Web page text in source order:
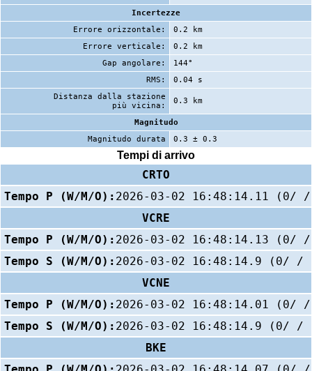
Incertezze
Errore orizzontale:
0.2 km
Errore verticale:
0.2 km
Gap angolare:
144°
RMS:
0.04 s
Distanza dalla stazione
più vicina:
0.3 km
Magnitudo
Magnitudo durata
0.3 ± 0.3
Tempi di arrivo
CRTO
Tempo P (W/M/O): 2026-03-02 16:48:14.11 (0/
VCRE
Tempo P (W/M/O): 2026-03-02 16:48:14.13 (0/
Tempo S (W/M/O): 2026-03-02 16:48:14.9 (0/ /
VCNE
Tempo P (W/M/O): 2026-03-02 16:48:14.01 (0/
Tempo S (W/M/O): 2026-03-02 16:48:14.9 (0/ /
BKE